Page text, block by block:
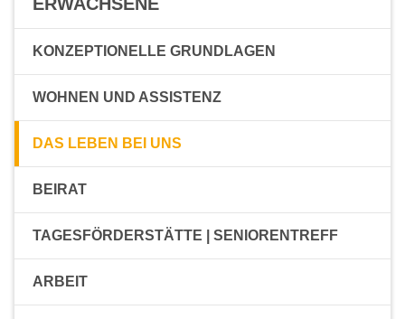
KONZEPTIONELLE GRUNDLAGEN
WOHNEN UND ASSISTENZ
DAS LEBEN BEI UNS
BEIRAT
TAGESFÖRDERSTÄTTE | SENIORENTREFF
ARBEIT